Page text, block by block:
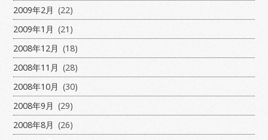
2009年2月 (22)
2009年1月 (21)
2008年12月 (18)
2008年11月 (28)
2008年10月 (30)
2008年9月 (29)
2008年8月 (26)